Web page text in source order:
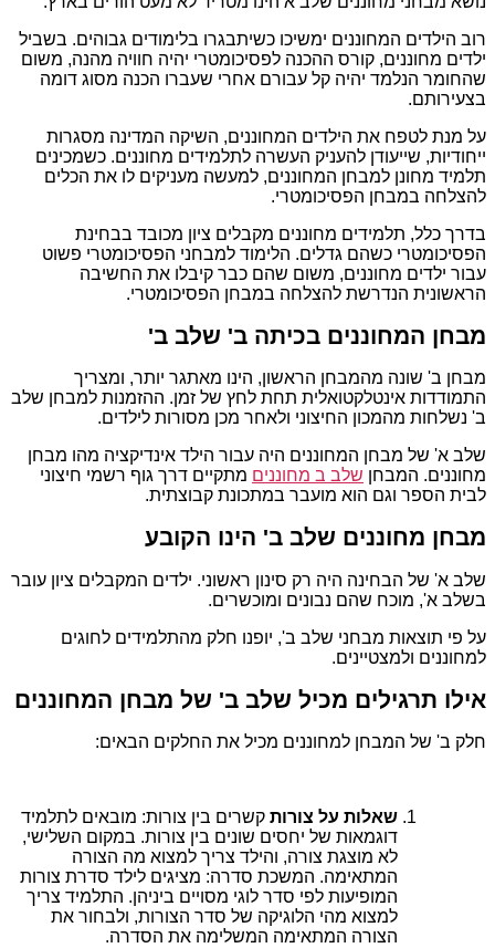
רוב הילדים המחוננים ימשיכו כשיתבגרו בלימודים גבוהים. בשביל
ילדים מחוננים, קורס ההכנה לפסיכומטרי יהיה חוויה מהנה, משום
שהחומר הנלמד יהיה קל עבורם אחרי שעברו הכנה מסוג דומה
בצעירותם.
על מנת לטפח את הילדים המחוננים, השיקה המדינה מסגרות
ייחודיות, שייעודן להעניק העשרה לתלמידים מחוננים. כשמכינים
תלמיד מחונן למבחן המחוננים, למעשה מעניקים לו את הכלים
להצלחה במבחן הפסיכומטרי.
בדרך כלל, תלמידים מחוננים מקבלים ציון מכובד בבחינת
הפסיכומטרי כשהם גדלים. הלימוד למבחני הפסיכומטרי פשוט
עבור ילדים מחוננים, משום שהם כבר קיבלו את החשיבה
הראשונית הנדרשת להצלחה במבחן הפסיכומטרי.
מבחן המחוננים בכיתה ב' שלב ב'
מבחן ב' שונה מהמבחן הראשון, הינו מאתגר יותר, ומצריך
התמודדות אינטלקטואלית תחת לחץ של זמן. ההזמנות למבחן שלב
ב' נשלחות מהמכון החיצוני ולאחר מכן מסורות לילדים.
שלב א' של מבחן המחוננים היה עבור הילד אינדיקציה מהו מבחן
מחוננים. המבחן שלב ב מחוננים מתקיים דרך גוף רשמי חיצוני
לבית הספר וגם הוא מועבר במתכונת קבוצתית.
מבחן מחוננים שלב ב' הינו הקובע
שלב א' של הבחינה היה רק סינון ראשוני. ילדים המקבלים ציון עובר
בשלב א', מוכח שהם נבונים ומוכשרים.
על פי תוצאות מבחני שלב ב', יופנו חלק מהתלמידים לחוגים
למחוננים ולמצטיינים.
אילו תרגילים מכיל שלב ב' של מבחן המחוננים
חלק ב' של המבחן למחוננים מכיל את החלקים הבאים:
שאלות על צורות קשרים בין צורות: מובאים לתלמיד
דוגמאות של יחסים שונים בין צורות. במקום השלישי,
לא מוצגת צורה, והילד צריך למצוא מה הצורה
המתאימה. המשכת סדרה: מציגים לילד סדרת צורות
המופיעות לפי סדר לוגי מסויים ביניהן. התלמיד צריך
למצוא מהי הלוגיקה של סדר הצורות, ולבחור את
הצורה המתאימה המשלימה את הסדרה.